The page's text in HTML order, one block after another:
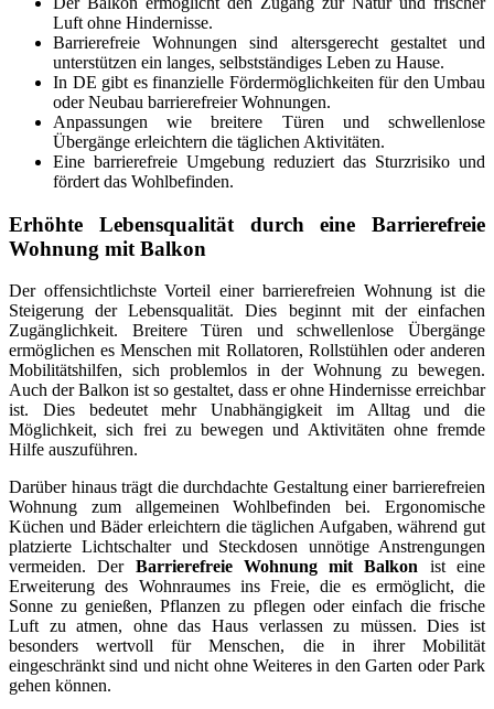
Luft ohne Hindernisse.
Barrierefreie Wohnungen sind altersgerecht gestaltet und
unterstützen ein langes, selbstständiges Leben zu Hause.
In DE gibt es finanzielle Fördermöglichkeiten für den Umbau
oder Neubau barrierefreier Wohnungen.
Anpassungen wie breitere Türen und schwellenlose
Übergänge erleichtern die täglichen Aktivitäten.
Eine barrierefreie Umgebung reduziert das Sturzrisiko und
fördert das Wohlbefinden.
Erhöhte Lebensqualität durch eine Barrierefreie
Wohnung mit Balkon
Der offensichtlichste Vorteil einer barrierefreien Wohnung ist die
Steigerung der Lebensqualität. Dies beginnt mit der einfachen
Zugänglichkeit. Breitere Türen und schwellenlose Übergänge
ermöglichen es Menschen mit Rollatoren, Rollstühlen oder anderen
Mobilitätshilfen, sich problemlos in der Wohnung zu bewegen.
Auch der Balkon ist so gestaltet, dass er ohne Hindernisse erreichbar
ist. Dies bedeutet mehr Unabhängigkeit im Alltag und die
Möglichkeit, sich frei zu bewegen und Aktivitäten ohne fremde
Hilfe auszuführen.
Darüber hinaus trägt die durchdachte Gestaltung einer barrierefreien
Wohnung zum allgemeinen Wohlbefinden bei. Ergonomische
Küchen und Bäder erleichtern die täglichen Aufgaben, während gut
platzierte Lichtschalter und Steckdosen unnötige Anstrengungen
vermeiden. Der Barrierefreie Wohnung mit Balkon ist eine
Erweiterung des Wohnraumes ins Freie, die es ermöglicht, die
Sonne zu genießen, Pflanzen zu pflegen oder einfach die frische
Luft zu atmen, ohne das Haus verlassen zu müssen. Dies ist
besonders wertvoll für Menschen, die in ihrer Mobilität
eingeschränkt sind und nicht ohne Weiteres in den Garten oder Park
gehen können.